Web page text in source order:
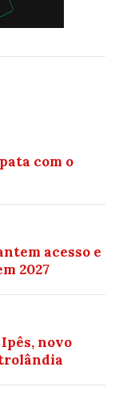
com o
acesso e
2027
novo